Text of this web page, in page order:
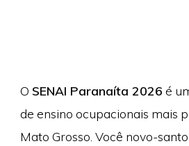
O SENAI Paranaíta 2026 é
de ensino ocupacionais mais
Mato Grosso. Você novo-